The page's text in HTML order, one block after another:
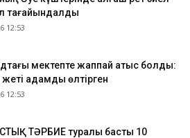
тағайындалды
12:53
мектепте жаппай атыс болды:
адамды өлтірген
12:53
ТӘРБИЕ туралы басты 10